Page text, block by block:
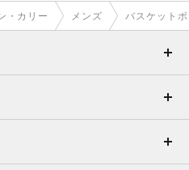
・カリー メンズ バスケット